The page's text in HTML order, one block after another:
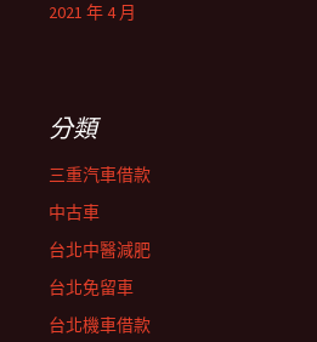
2021 年 4 月
分類
三重汽車借款
中古車
台北中醫減肥
台北免留車
台北機車借款